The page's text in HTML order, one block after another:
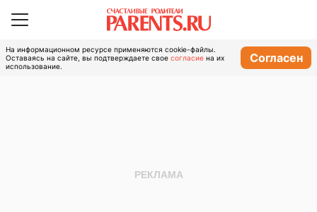
На информационном ресурсе применяются cookie-файлы.
Оставаясь на сайте, вы подтверждаете свое согласие на их
использование.
Согласен